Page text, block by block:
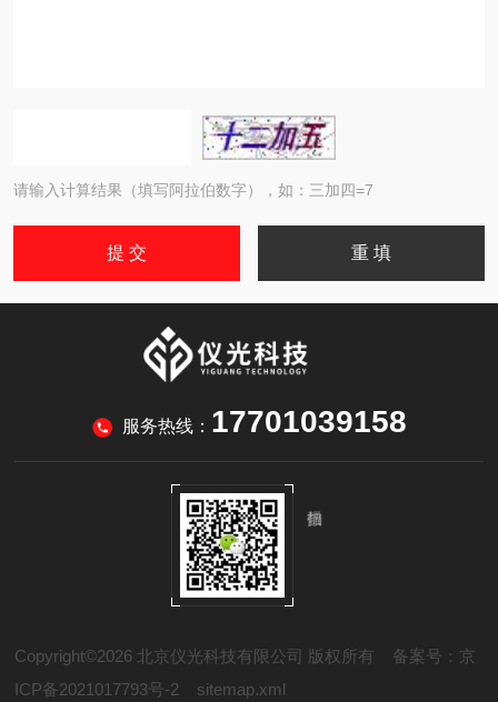
请输入计算结果（填写阿拉伯数字），如：三加四=7
服务热线： 17701039158
Copyright©2026 北京仪光科技有限公司 版权所有 备案号：京
ICP备2021017793号-2
sitemap.xml